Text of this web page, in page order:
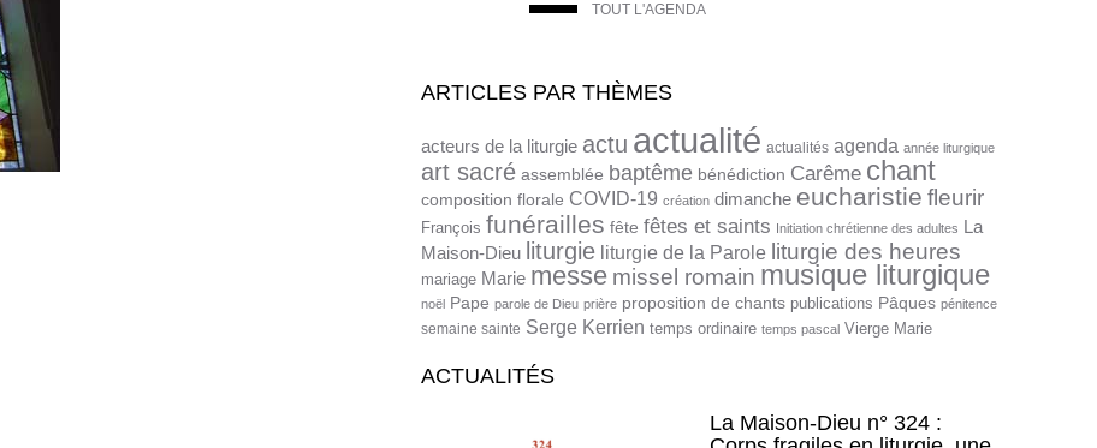
TOUT L'AGENDA
ARTICLES PAR THÈMES
acteurs de la liturgie actu actualité actualités agenda année liturgique
art sacré assemblée baptême bénédiction Carême chant
composition florale COVID-19 création dimanche eucharistie fleurir
François funérailles fête fêtes et saints Initiation chrétienne des adultes La
Maison-Dieu liturgie liturgie de la Parole liturgie des heures
mariage Marie messe missel romain musique liturgique
noël Pape parole de Dieu prière proposition de chants publications Pâques pénitence
semaine sainte Serge Kerrien temps ordinaire temps pascal Vierge Marie
ACTUALITÉS
La Maison-Dieu n° 324 :